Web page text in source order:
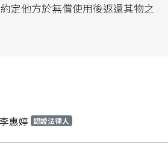
定他方於無償使用後返還其物之
李惠婷 認證法律人